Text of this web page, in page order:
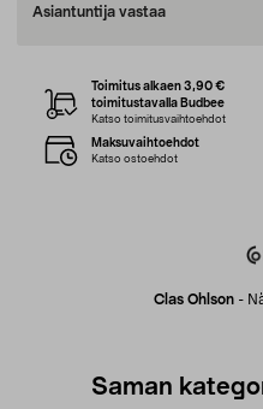
Asiantuntija vastaa
Clas Ohlson -
Toimitus alkaen 3,90 €
toimitustavalla Budbee
Katso toimitusvaihtoehdot
Maksuvaihtoehdot
Katso ostoehdot
Saman